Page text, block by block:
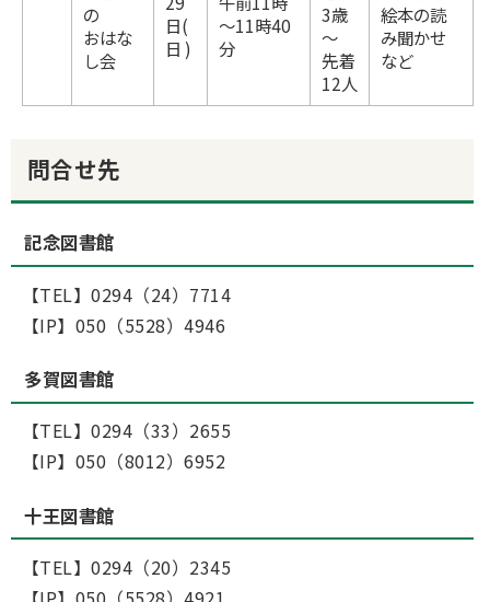
の
おはな
し会
日(
日 )
～11時40
分
3歳
～
先着
12人
絵本の読
み聞かせ
など
問合せ先
記念図書館
【TEL】0294（24）7714
【IP】050（5528）4946
多賀図書館
【TEL】0294（33）2655
【IP】050（8012）6952
十王図書館
【TEL】0294（20）2345